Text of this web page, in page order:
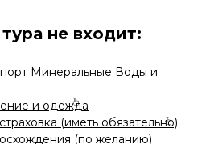
Минеральные Воды и
и одежда
(иметь обязательно)
(по желанию)
не входит: